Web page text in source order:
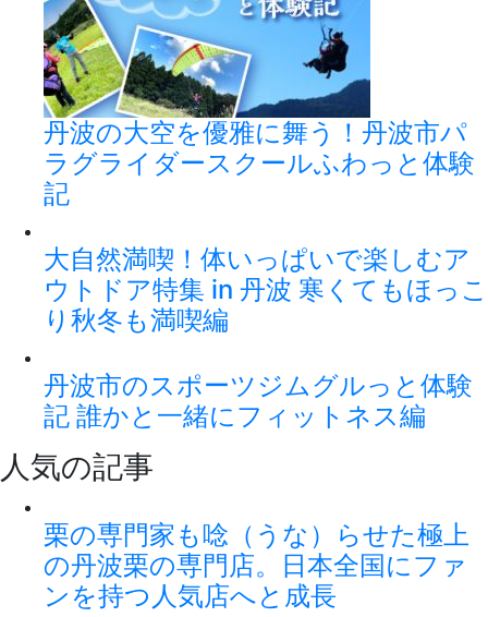
丹波の大空を優雅に舞う！丹波市パ
ラグライダースクールふわっと体験
記
大自然満喫！体いっぱいで楽しむア
ウトドア特集 in 丹波 寒くてもほっこ
り秋冬も満喫編
丹波市のスポーツジムグルっと体験
記 誰かと一緒にフィットネス編
人気の記事
栗の専門家も唸（うな）らせた極上
の丹波栗の専門店。日本全国にファ
ンを持つ人気店へと成長